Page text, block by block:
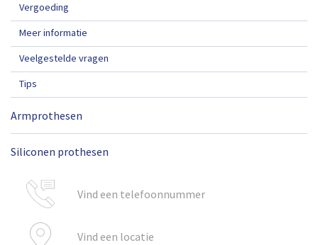
Vergoeding
Meer informatie
Veelgestelde vragen
Tips
Armprothesen
Siliconen prothesen
Vind een telefoonnummer
Vind een locatie